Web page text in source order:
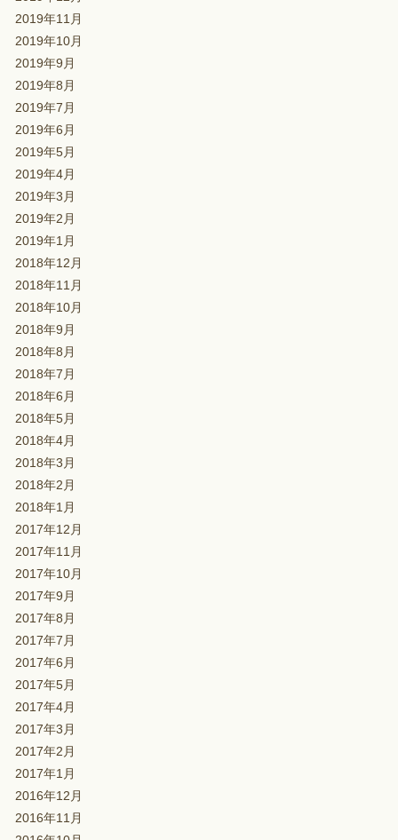
2019年11月
2019年10月
2019年9月
2019年8月
2019年7月
2019年6月
2019年5月
2019年4月
2019年3月
2019年2月
2019年1月
2018年12月
2018年11月
2018年10月
2018年9月
2018年8月
2018年7月
2018年6月
2018年5月
2018年4月
2018年3月
2018年2月
2018年1月
2017年12月
2017年11月
2017年10月
2017年9月
2017年8月
2017年7月
2017年6月
2017年5月
2017年4月
2017年3月
2017年2月
2017年1月
2016年12月
2016年11月